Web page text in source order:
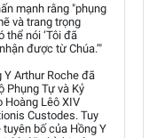
mạnh rằng "phụng
và trang trọng
thể nói ‘Tôi đã
được từ Chúa.’"
Y Arthur Roche đã
Phụng Tự và Kỷ
Hoàng Lêô XIV
Custodes. Tuy
bố của Hồng Y